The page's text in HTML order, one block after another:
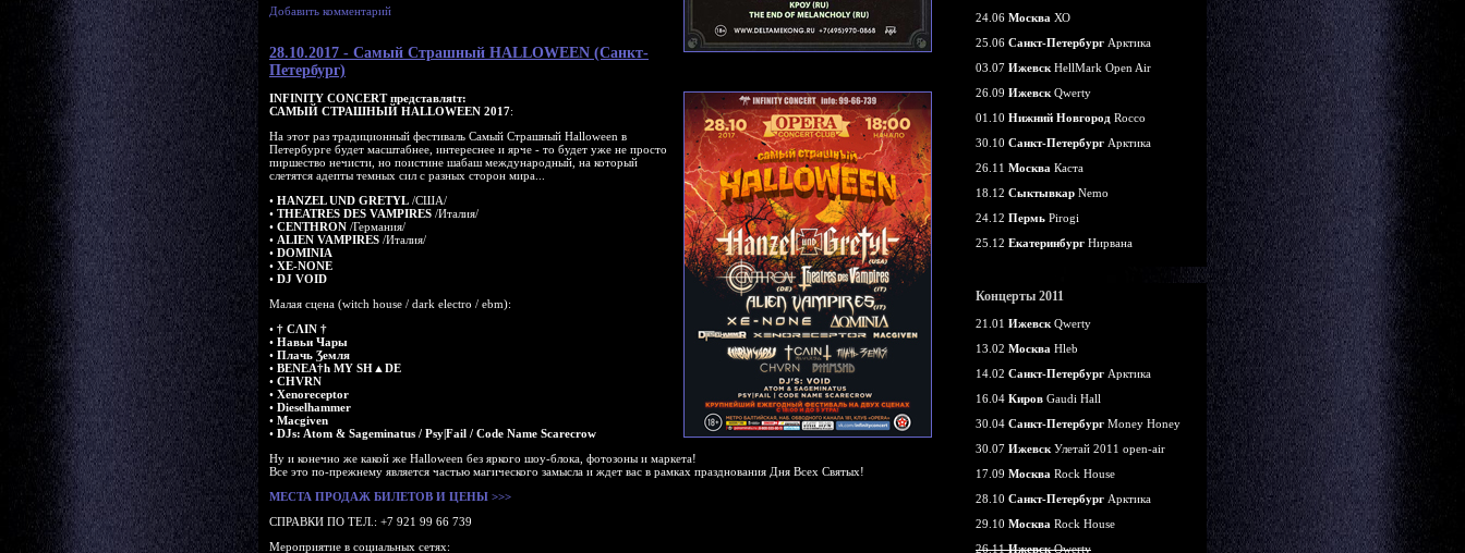
Добавить комментарий
28.10.2017 - Самый Страшный HALLOWEEN (Санкт-
Петербург)
INFINITY CONCERT представляtт:
САМЫЙ СТРАШНЫЙ HALLOWEEN 2017:
На этот раз традиционный фестиваль Самый Страшный Halloween в
Петербурге будет масштабнее, интереснее и ярче - то будет уже не просто
пиршество нечисти, но поистине шабаш международный, на который
слетятся адепты темных сил с разных сторон мира...
• HANZEL UND GRETYL /США/
• THEATRES DES VAMPIRES /Италия/
• CENTHRON /Германия/
• ALIEN VAMPIRES /Италия/
• DOMINIA
• XE-NONE
• DJ VOID
Малая сцена (witch house / dark electro / ebm):
• † CΛIN †
• Навьи Чары
• Πлачь Ʒемля
• BENEA†h MY SH▲DE
• CHVRN
• Xenoreceptor
• Dieselhammer
• Macgiven
• DJs: Atom & Sageminatus / Psy|Fail / Code Name Scarecrow
Ну и конечно же какой же Halloween без яркого шоу-блока, фотозоны и маркета!
Все это по-прежнему является частью магического замысла и ждет вас в рамках празднования Дня Всех Святых!
МЕСТА ПРОДАЖ БИЛЕТОВ И ЦЕНЫ >>>
СПРАВКИ ПО ТЕЛ.: +7 921 99 66 739
Мероприятие в социальных сетях:
24.06 Москва ХО
25.06 Санкт-Петербург Арктика
03.07 Ижевск HellMark Open Air
26.09 Ижевск Qwerty
01.10 Нижний Новгород Rocco
30.10 Санкт-Петербург Арктика
26.11 Москва Каста
18.12 Сыктывкар Nemo
24.12 Пермь Pirogi
25.12 Екатеринбург Нирвана
Концерты 2011
21.01 Ижевск Qwerty
13.02 Москва Hleb
14.02 Санкт-Петербург Арктика
16.04 Киров Gaudi Hall
30.04 Санкт-Петербург Money Honey
30.07 Ижевск Улетай 2011 open-air
17.09 Москва Rock House
28.10 Санкт-Петербург Арктика
29.10 Москва Rock House
26.11ИжевскQwerty